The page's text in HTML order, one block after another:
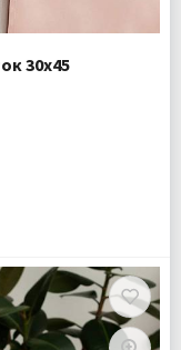
30х45
Салфетки 2 шт
Подробнее